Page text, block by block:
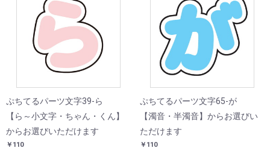
ぷちてるパーツ文字39-ら
【ら～小文字・ちゃん・くん】
からお選びいただけます
￥110
ぷちてるパーツ文字65-が
【濁音・半濁音】からお選びい
ただけます
￥110